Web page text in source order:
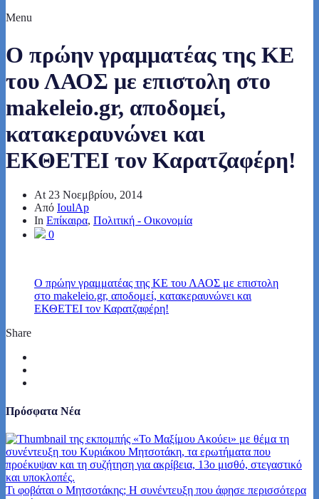
Menu
Ο πρώην γραμματέας της ΚΕ
του ΛΑΟΣ με επιστολη στο
makeleio.gr, αποδομεί,
κατακεραυνώνει και
ΕΚΘΕΤΕΙ τον Καρατζαφέρη!
At 23 Νοεμβρίου, 2014
Από IoulAp
In Επίκαιρα, Πολιτική - Οικονομία
0
Ο πρώην γραμματέας της ΚΕ του ΛΑΟΣ με επιστολη
στο makeleio.gr, αποδομεί, κατακεραυνώνει και
ΕΚΘΕΤΕΙ τον Καρατζαφέρη!
Share
Πρόσφατα Νέα
Τι φοβάται ο Μητσοτάκης; Η συνέντευξη που άφησε περισσότερα